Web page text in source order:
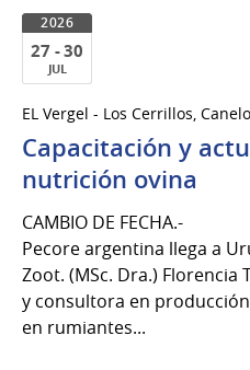
2026
27 - 30
JUL
al
30
de
del
2026
EL Vergel - Los Cerrillos,
Capacitación y
nutrición ovina
CAMBIO DE FECHA.-
Pecore argentina llega a
Zoot. (MSc. Dra.)
y consultora en
en rumiantes...